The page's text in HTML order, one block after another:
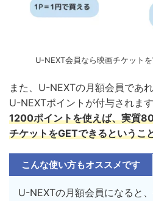
U-NEXT会員なら映画チケット
また、U-NEXTの月額会員であ
U-NEXTポイントが付与されます
1200ポイントを使えば、実質
チケットをGETできるというこ
こんな使い方もオススメです
U-NEXTの月額会員になると